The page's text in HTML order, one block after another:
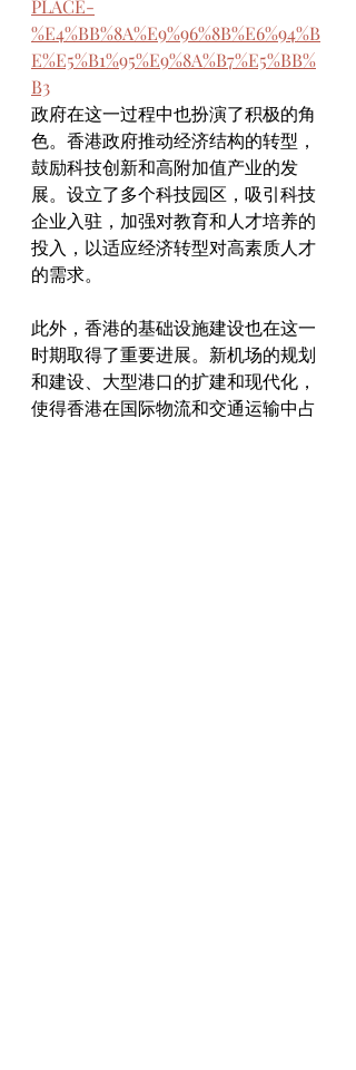
PLACE-
%E4%BB%8A%E9%96%8B%E6%94%B
E%E5%B1%95%E9%8A%B7%E5%BB%
B3
政府在这一过程中也扮演了积极的角
色。香港政府推动经济结构的转型，
鼓励科技创新和高附加值产业的发
展。设立了多个科技园区，吸引科技
企业入驻，加强对教育和人才培养的
投入，以适应经济转型对高素质人才
的需求。
此外，香港的基础设施建设也在这一
时期取得了重要进展。新机场的规划
和建设、大型港口的扩建和现代化，
使得香港在国际物流和交通运输中占